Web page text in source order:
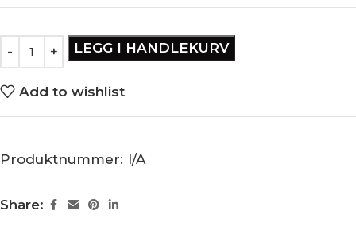
LEGG I HANDLEKURV
Add to wishlist
Produktnummer: I/A
Share: